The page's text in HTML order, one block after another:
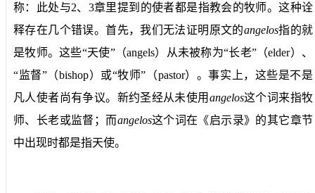
称：此处与2、 3章里提到的使者都是指教会的牧师。这种诠
释存在几个错误。首先，我们无法证明原文的angelos指的就
是牧师。这些“天使”（angels）从未被称为“长老”（elder）、
“监督”（bishop）或“牧师”（pastor）。事实上，这些是不是
凡人使者尚有争议。新约圣经从未使用 angelos这个词来指牧
师、长老或监督；而angelos这个词在《启示录》的其它章节
中出现时都是指天使。